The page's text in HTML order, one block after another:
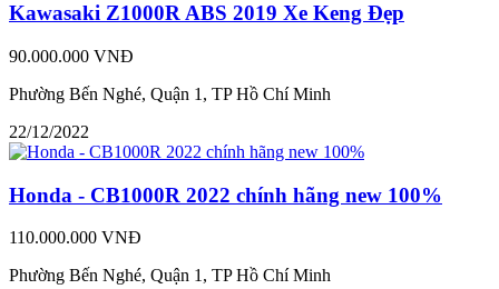
Kawasaki Z1000R ABS 2019 Xe Keng Đẹp
90.000.000 VNĐ
Phường Bến Nghé, Quận 1, TP Hồ Chí Minh
22/12/2022
Honda - CB1000R 2022 chính hãng new 100%
110.000.000 VNĐ
Phường Bến Nghé, Quận 1, TP Hồ Chí Minh